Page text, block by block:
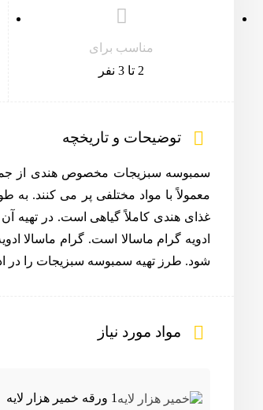
مناسب برای
2 تا 3 نفر
توضیحات و تاریخچه
سمبوسه سبزیجات مخصوص هندی از
معمولاً با مواد مختلفی پر می کنند. به
غذای هندی کاملاً گیاهی است. در تهیه
ادویه گرام ماسالا است. گرام ماسالا
شود. طرز تهیه سمبوسه سبزیجات را در
مواد مورد نیاز
1 ورقه خمیر هزار لایه